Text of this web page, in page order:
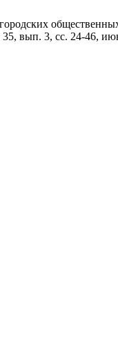
35, вып. 3, сс. 24-46,